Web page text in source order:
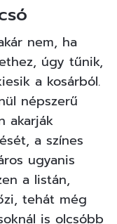
nem, ha
úgy tűnik,
a kosárból.
népszerű
akarják
a színes
ugyanis
a listán,
tehát még
is olcsóbb